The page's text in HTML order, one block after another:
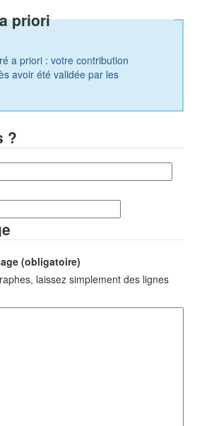
priori
a priori : votre contribution
avoir été validée par les
?
(obligatoire)
laissez simplement des lignes